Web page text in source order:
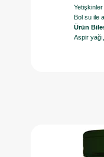
Bol su ile
Ürün
Aspir